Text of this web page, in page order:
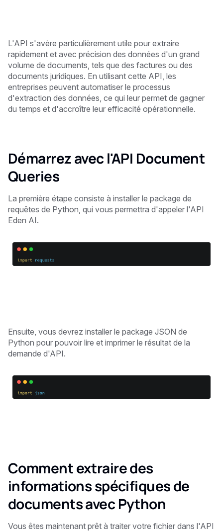
L'API s'avère particulièrement utile pour extraire
rapidement et avec précision des données d'un grand
volume de documents, tels que des factures ou des
documents juridiques. En utilisant cette API, les
entreprises peuvent automatiser le processus
d'extraction des données, ce qui leur permet de gagner
du temps et d'accroître leur efficacité opérationnelle.
Démarrez avec l'API Document
Queries
La première étape consiste à installer le package de
requêtes de Python, qui vous permettra d'appeler l'API
Eden AI.
Ensuite, vous devrez installer le package JSON de
Python pour pouvoir lire et imprimer le résultat de la
demande d'API.
Comment extraire des
informations spécifiques de
documents avec Python
Vous êtes maintenant prêt à traiter votre fichier dans l'API